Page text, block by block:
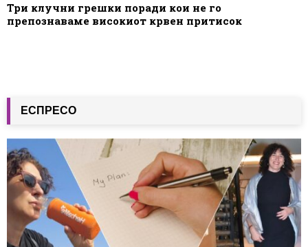
Три клучни грешки поради кои не го
препознаваме високиот крвен притисок
ЕСПРЕСО